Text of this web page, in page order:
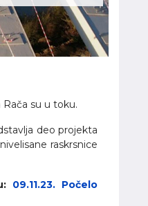
su u toku.
deo projekta
raskrsnice
09.11.23. Počelo